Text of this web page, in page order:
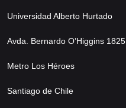
Universidad Alberto Hurtado
Avda. Bernardo O’Higgins 1825
Metro Los Héroes
Santiago de Chile